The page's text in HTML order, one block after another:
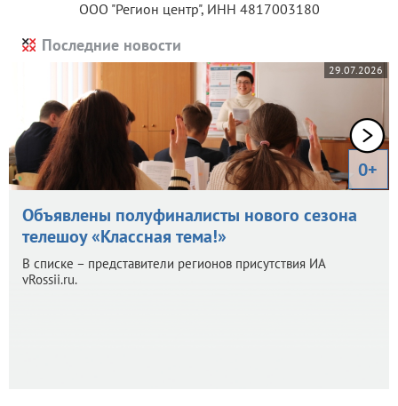
ООО "Регион центр", ИНН 4817003180
Последние новости
29.07.2026
0+
Объявлены полуфиналисты нового сезона
телешоу «Классная тема!»
В списке – представители регионов присутствия ИА
vRossii.ru.